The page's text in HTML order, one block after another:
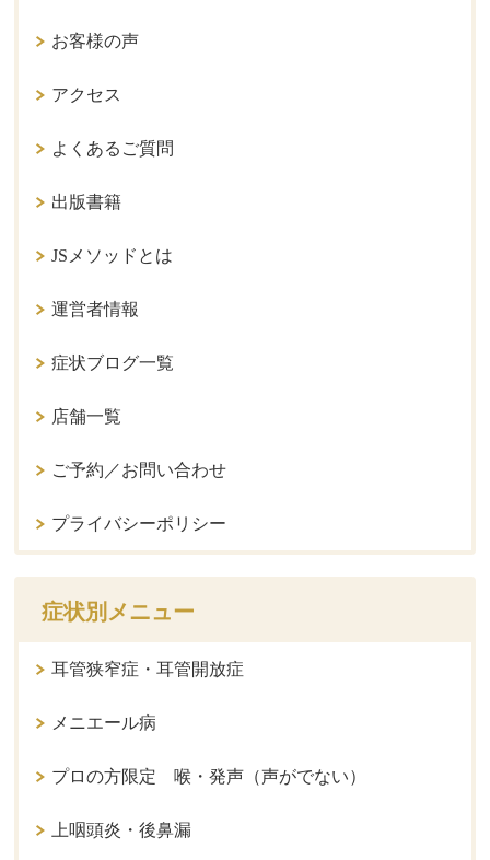
お客様の声
アクセス
よくあるご質問
出版書籍
JSメソッドとは
運営者情報
症状ブログ一覧
店舗一覧
ご予約／お問い合わせ
プライバシーポリシー
症状別メニュー
耳管狭窄症・耳管開放症
メニエール病
プロの方限定 喉・発声（声がでない）
上咽頭炎・後鼻漏